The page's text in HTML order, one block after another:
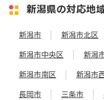
新潟県の対応地
新潟市 新潟市北区
新潟市中央区 新潟
新潟市南区 新潟市
長岡市 三条市